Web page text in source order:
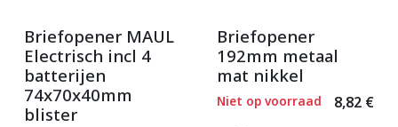
Briefopener MAUL
Electrisch incl 4
batterijen
74x70x40mm
blister
Briefopener
192mm metaal
mat nikkel
8,82€
Niet op voorraad